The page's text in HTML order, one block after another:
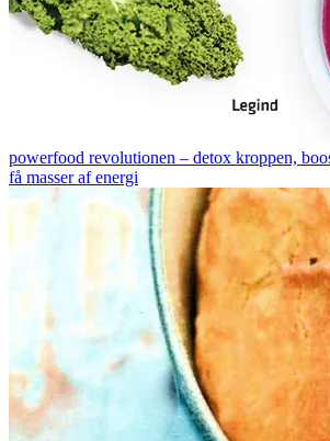
powerfood revolutionen – detox kroppen,
få masser af energi